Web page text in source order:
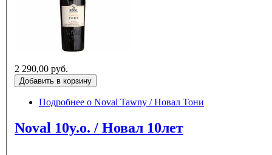
2 290,00 руб.
Подробнее о Noval Tawny / Новал Тони
Noval 10y.o. / Новал 10лет